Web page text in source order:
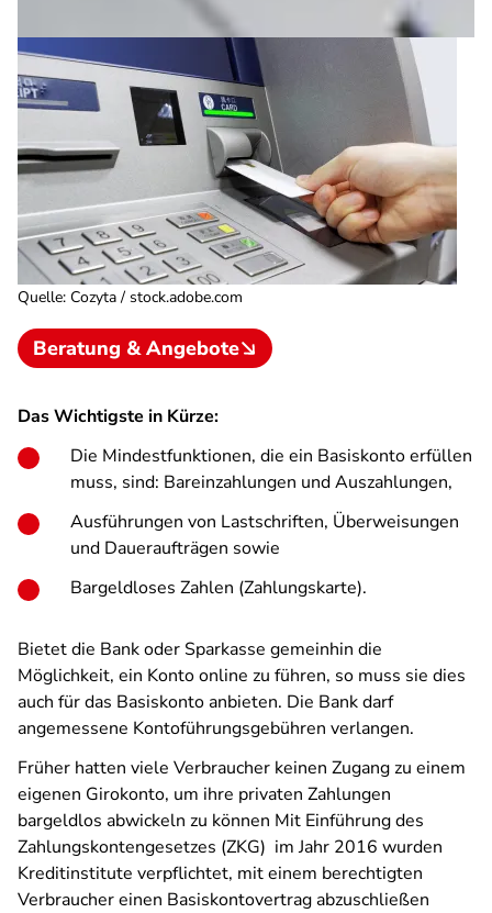
Quelle: Cozyta / stock.adobe.com
Beratung & Angebote
Das Wichtigste in Kürze:
Die Mindestfunktionen, die ein Basiskonto erfüllen
muss, sind: Bareinzahlungen und Auszahlungen,
Ausführungen von Lastschriften, Überweisungen
und Daueraufträgen sowie
Bargeldloses Zahlen (Zahlungskarte).
Bietet die Bank oder Sparkasse gemeinhin die
Möglichkeit, ein Konto online zu führen, so muss sie dies
auch für das Basiskonto anbieten. Die Bank darf
angemessene Kontoführungsgebühren verlangen.
Früher hatten viele Verbraucher keinen Zugang zu einem
eigenen Girokonto, um ihre privaten Zahlungen
bargeldlos abwickeln zu können Mit Einführung des
Zahlungskontengesetzes (ZKG) im Jahr 2016 wurden
Kreditinstitute verpflichtet, mit einem berechtigten
Verbraucher einen Basiskontovertrag abzuschließen